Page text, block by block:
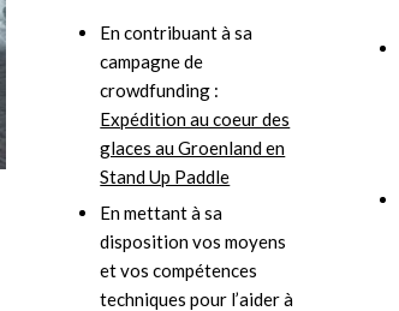
En contribuant à sa
campagne de
crowdfunding :
Expédition au coeur des
glaces au Groenland en
Stand Up Paddle
En mettant à sa
disposition vos moyens
et vos compétences
techniques pour l’aider à